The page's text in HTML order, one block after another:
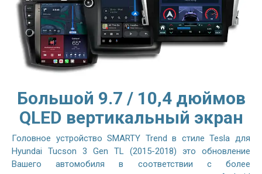
Большой 9.7 / 10,4 дюймов
QLED вертикальный экран
Головное устройство SMARTY Trend в стиле Tesla для
Hyundai Tucson 3 Gen TL (2015-2018) это обновление
Вашего автомобиля в соответствии с более